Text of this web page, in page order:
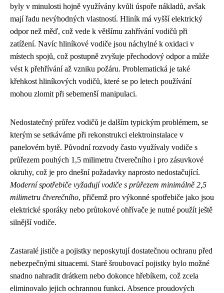
byly v minulosti hojně využívány kvůli úspoře nákladů, avšak
mají řadu nevýhodných vlastností. Hliník má vyšší elektrický
odpor než měď, což vede k většímu zahřívání vodičů při
zatížení. Navíc hliníkové vodiče jsou náchylné k oxidaci v
místech spojů, což postupně zvyšuje přechodový odpor a může
vést k přehřívání až vzniku požáru. Problematická je také
křehkost hliníkových vodičů, které se po letech používání
mohou zlomit při sebemenší manipulaci.
Nedostatečný průřez vodičů je dalším typickým problémem, se
kterým se setkáváme při rekonstrukci elektroinstalace v
panelovém bytě. Původní rozvody často využívaly vodiče s
průřezem pouhých 1,5 milimetru čtverečního i pro zásuvkové
okruhy, což je pro dnešní požadavky naprosto nedostačující.
Moderní spotřebiče vyžadují vodiče s průřezem minimálně 2,5
milimetru čtverečního, přičemž pro výkonné spotřebiče jako jsou
elektrické sporáky nebo průtokové ohřívače je nutné použít ještě
silnější vodiče.
Zastaralé jističe a pojistky neposkytují dostatečnou ochranu před
nebezpečnými situacemi. Staré šroubovací pojistky bylo možné
snadno nahradit drátkem nebo dokonce hřebíkem, což zcela
eliminovalo jejich ochrannou funkci. Absence proudových